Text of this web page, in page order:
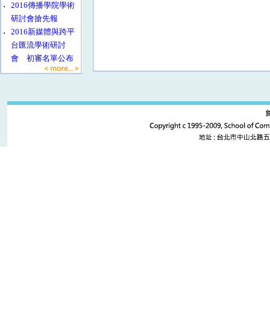
‧
2016傳播學院學術
研討會搶先報
‧
2016新媒體與跨平
台匯流學術研討
會 初審名單公布